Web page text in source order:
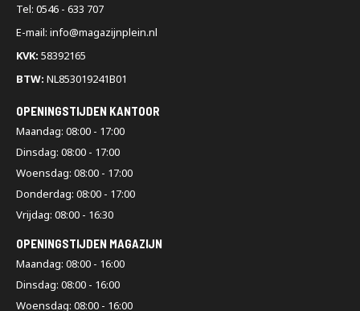
Tel: 0546 - 633 707
E-mail: info@magazijnplein.nl
KVK: 58392165
BTW: NL853019241B01
OPENINGSTIJDEN KANTOOR
Maandag: 08:00 - 17:00
Dinsdag: 08:00 - 17:00
Woensdag: 08:00 - 17:00
Donderdag: 08:00 - 17:00
Vrijdag: 08:00 - 16:30
OPENINGSTIJDEN MAGAZIJN
Maandag: 08:00 - 16:00
Dinsdag: 08:00 - 16:00
Woensdag: 08:00 - 16:00